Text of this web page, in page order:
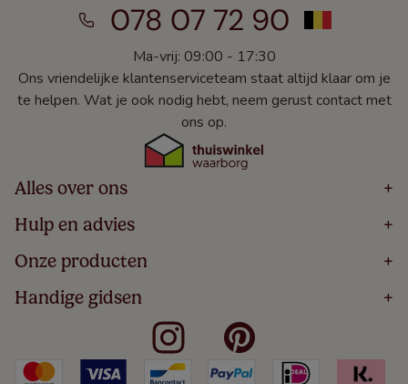
078 07 72 90
Ma-vrij: 09:00 - 17:30
Ons vriendelijke klantenserviceteam staat altijd klaar om je
te helpen. Wat je ook nodig hebt, neem gerust contact met
ons op.
Alles over ons +
Home
Over
Bestellen
Winacties
Veelgestelde Vragen
Hulp en advies +
Volg Je Bestelling
Levering
5 Jaar Garantie
Algemene Voorwaarden
Kindveiligheid
Onze producten +
Houten Jaloezieën
Rolgordijnen
Verticale Jaloezieën
Duo Rolgordijnen
Handige gidsen +
Meten Voor Raamdecoratie
Badkamer Raamdecoratie
Slaapkamer Raamdecoratie